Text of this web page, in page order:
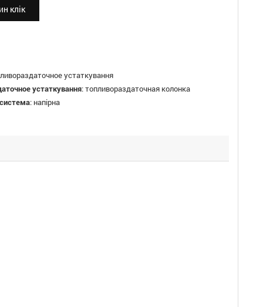
клік
устаткування
устаткування:топливораздаточная колонка
: напірна